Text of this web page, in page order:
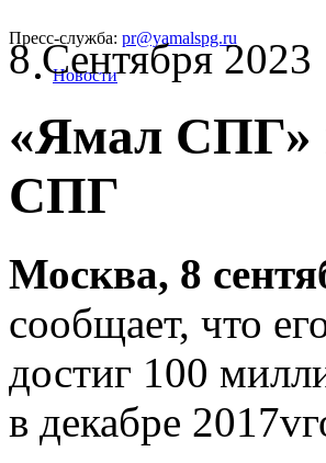
Пресс-служба: pr@yamalspg.ru
Новости
8 Сентября 2023
«Ямал СПГ»
СПГ
Москва, 8
сообщает, что
достиг 100
в декабре